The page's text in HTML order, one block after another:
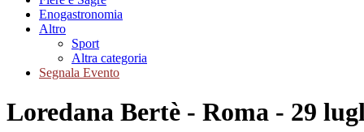
Enogastronomia
Altro
Sport
Altra categoria
Segnala Evento
Loredana Bertè - Roma - 29